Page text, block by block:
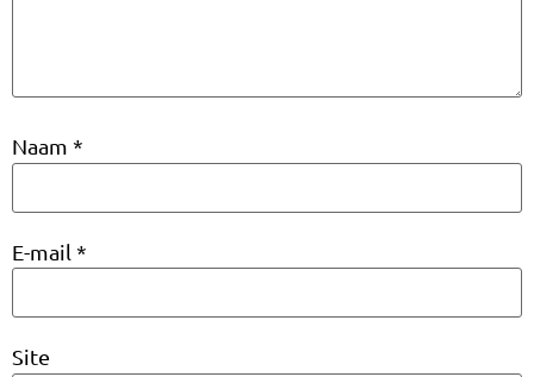
Naam *
E-mail *
Site